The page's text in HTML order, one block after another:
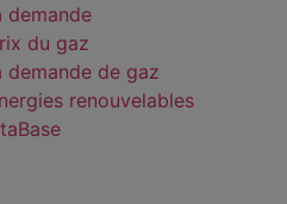
demande
du gaz
demande de gaz
renouvelables